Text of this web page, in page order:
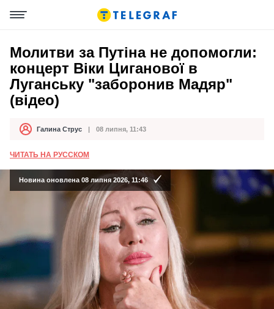
Молитви за Путіна не допомогли:
концерт Віки Циганової в
Луганську "заборонив Мадяр"
(відео)
АвторГалина Струс
Дата публікації 08 липня, 11:43
ЧИТАТЬ НА РУССКОМ
Новина оновлена 08 липня 2026, 11:46